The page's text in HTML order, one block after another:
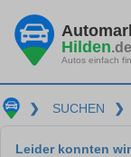
Hilden.de
Autos einfach
❯ SUCHEN ❯
Leider konnten